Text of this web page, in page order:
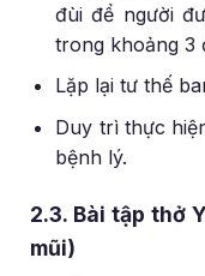
đùi để người
trong khoảng 3
Lặp lại tư thế
Duy trì thực
bệnh lý.
2.3. Bài tập thở
mũi)